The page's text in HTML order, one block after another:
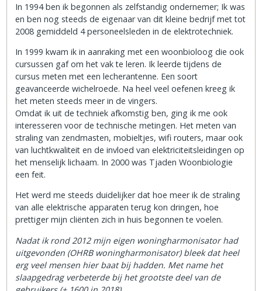
In 1994 ben ik begonnen als zelfstandig ondernemer; Ik was
en ben nog steeds de eigenaar van dit kleine bedrijf met tot
2008 gemiddeld 4 personeelsleden in de elektrotechniek.
In 1999 kwam ik in aanraking met een woonbioloog die ook
cursussen gaf om het vak te leren. Ik leerde tijdens de
cursus meten met een lecherantenne. Een soort
geavanceerde wichelroede. Na heel veel oefenen kreeg ik
het meten steeds meer in de vingers.
Omdat ik uit de techniek afkomstig ben, ging ik me ook
interesseren voor de technische metingen. Het meten van
straling van zendmasten, mobieltjes, wifi routers, maar ook
van luchtkwaliteit en de invloed van elektriciteitsleidingen op
het menselijk lichaam. In 2000 was Tjaden Woonbiologie
een feit.
Het werd me steeds duidelijker dat hoe meer ik de straling
van alle elektrische apparaten terug kon dringen, hoe
prettiger mijn cliënten zich in huis begonnen te voelen.
Nadat ik rond 2012 mijn eigen woningharmonisator had
uitgevonden (OHRB woningharmonisator) bleek dat heel
erg veel mensen hier baat bij hadden. Met name het
slaapgedrag verbeterde bij het grootste deel van de